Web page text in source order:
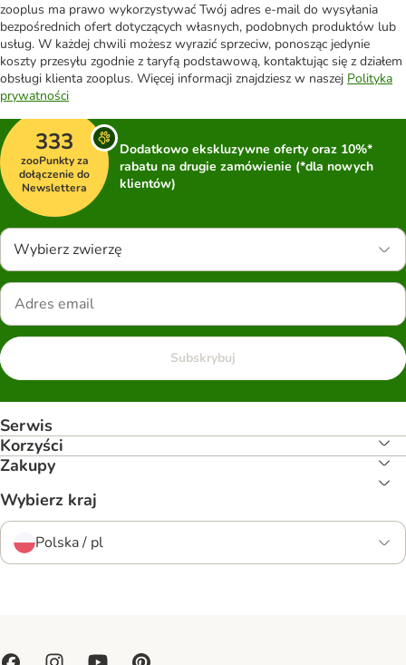
zooplus ma prawo wykorzystywać Twój adres e-mail do wysyłania
bezpośrednich ofert dotyczących własnych, podobnych produktów lub
usług. W każdej chwili możesz wyrazić sprzeciw, ponosząc jedynie
koszty przesyłu zgodnie z taryfą podstawową, kontaktując się z działem
obsługi klienta zooplus. Więcej informacji znajdziesz w naszej Polityka
prywatności
333
zooPunkty za
dołączenie do
Newslettera
Dodatkowo ekskluzywne oferty oraz 10%*
rabatu na drugie zamówienie (*dla nowych
klientów)
Wybierz zwierzę
Subskrybuj
Serwis
Korzyści
Zakupy
Wybierz kraj
Polska / pl